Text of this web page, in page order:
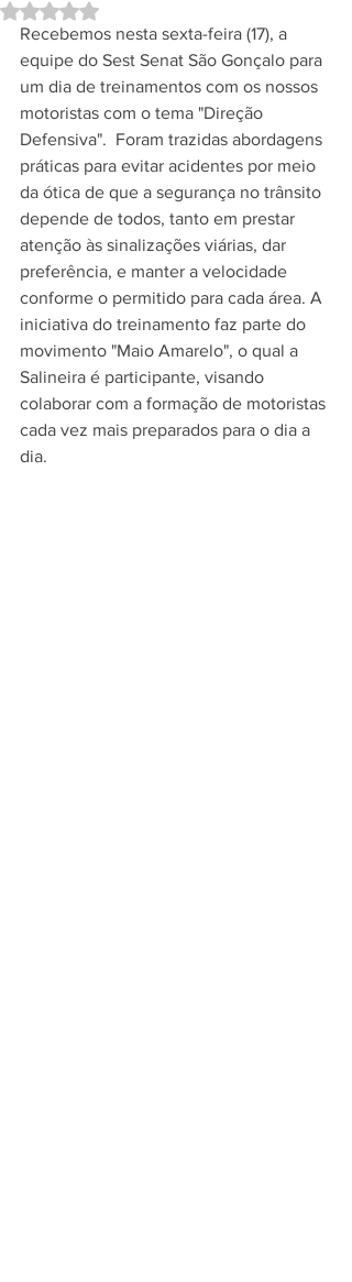
Avaliado com NaN de 5 estrelas.
Recebemos nesta sexta-feira (17), a
equipe do Sest Senat São Gonçalo para
um dia de treinamentos com os nossos
motoristas com o tema "Direção
Defensiva".  Foram trazidas abordagens
práticas para evitar acidentes por meio
da ótica de que a segurança no trânsito
depende de todos, tanto em prestar
atenção às sinalizações viárias, dar
preferência, e manter a velocidade
conforme o permitido para cada área. A
iniciativa do treinamento faz parte do
movimento "Maio Amarelo", o qual a
Salineira é participante, visando
colaborar com a formação de motoristas
cada vez mais preparados para o dia a
dia.